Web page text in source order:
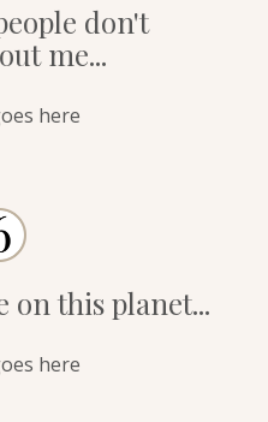
don't
me...
here
on this planet...
here